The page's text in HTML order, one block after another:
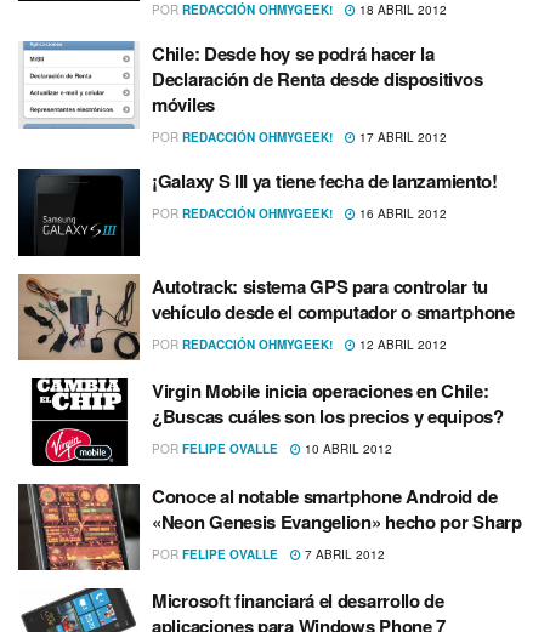
POR REDACCIÓN OHMYGEEK! 18 ABRIL 2012
Chile: Desde hoy se podrá hacer la
Declaración de Renta desde dispositivos
móviles
POR REDACCIÓN OHMYGEEK! 17 ABRIL 2012
¡Galaxy S III ya tiene fecha de lanzamiento!
POR REDACCIÓN OHMYGEEK! 16 ABRIL 2012
Autotrack: sistema GPS para controlar tu
vehí­culo desde el computador o smartphone
POR REDACCIÓN OHMYGEEK! 12 ABRIL 2012
Virgin Mobile inicia operaciones en Chile:
¿Buscas cuáles son los precios y equipos?
POR FELIPE OVALLE 10 ABRIL 2012
Conoce al notable smartphone Android de
«Neon Genesis Evangelion» hecho por Sharp
POR FELIPE OVALLE 7 ABRIL 2012
Microsoft financiará el desarrollo de
aplicaciones para Windows Phone 7